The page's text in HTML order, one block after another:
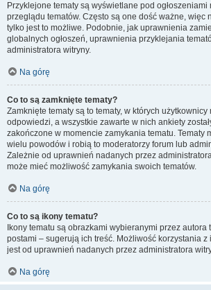
Przyklejone tematy są wyświetlane pod
przeglądu tematów. Często są one dość ważne, więc
tylko jest to możliwe. Podobnie, jak uprawnienia
globalnych ogłoszeń, uprawnienia przyklejania
administratora witryny.
Na górę
Co to są zamknięte tematy?
Zamknięte tematy są to tematy, w których
odpowiedzi, a wszystkie zawarte w nich ankiety
zakończone w momencie zamykania tematu. Tematy
wielu powodów i robią to moderatorzy forum lub
Zależnie od uprawnień nadanych przez
może mieć możliwość zamykania swoich tematów.
Na górę
Co to są ikony tematu?
Ikony tematu są obrazkami wybieranymi przez autora
postami – sugerują ich treść. Możliwość korzystania
jest od uprawnień nadanych przez administratora
Na górę